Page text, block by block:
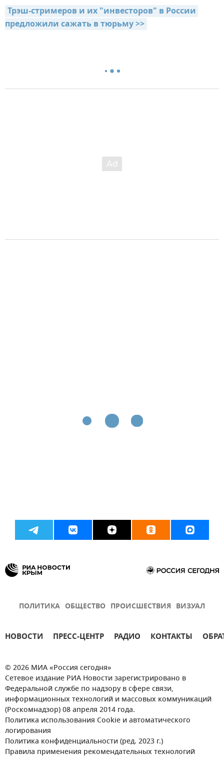
Трэш-стримеров и их "инвесторов" в России
предложили сажать в тюрьму >>
ПОЛИТИКА ОБЩЕСТВО ПРОИСШЕСТВИЯ ВИЗУАЛ
НОВОСТИ ПРЕСС-ЦЕНТР РАДИО КОНТАКТЫ
© 2026 МИА «Россия сегодня»
Сетевое издание РИА Новости зарегистрировано в
Федеральной службе по надзору в сфере связи,
информационных технологий и массовых коммуникаций
(Роскомнадзор) 08 апреля 2014 года.
Политика использования Cookie и автоматического
логирования
Политика конфиденциальности (ред. 2023 г.)
Правила применения рекомендательных технологий